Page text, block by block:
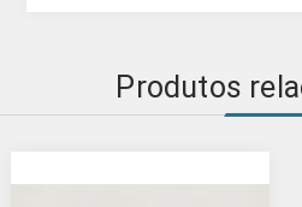
Produtos